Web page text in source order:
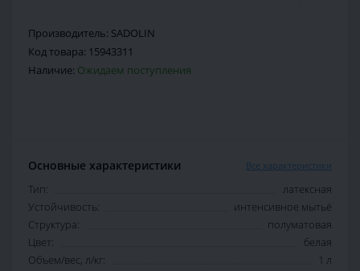
Производитель: SADOLIN
Код товара: 15943311
Наличие: Ожидаем поступления
Основные характеристики Все характеристики
Тип:
латексная
Устойчивость:
интенсивное мытьё
Структура:
полуматовая
Цвет:
белая
Объем/вес, л/кг:
1 л